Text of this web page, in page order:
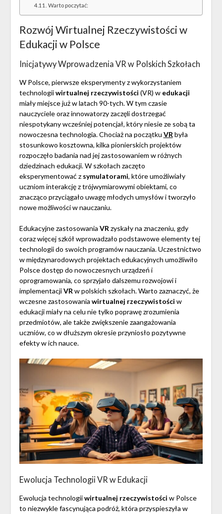
Warto poczytać:
Rozwój Wirtualnej Rzeczywistości w
Edukacji w Polsce
Inicjatywy Wprowadzenia VR w Polskich Szkołach
W Polsce, pierwsze eksperymenty z wykorzystaniem
technologiiwirtualnej rzeczywistości (VR) w edukacji
miały miejsce już w latach 90-tych. W tym czasie
nauczyciele oraz innowatorzy zaczęli dostrzegać
niespotykany wcześniej potencjał, który niesie ze sobą ta
nowoczesna technologia. Chociaż na początku VRbyła
stosunkowo kosztowna, kilka pionierskich projektów
rozpoczęło badania nad jej zastosowaniem w różnych
dziedzinach edukacji. W szkołach zaczęto
eksperymentować z symulatorami, które umożliwiały
uczniom interakcję z trójwymiarowymi obiektami, co
znacząco przyciągało uwagę młodych umysłów i tworzyło
nowe możliwości w nauczaniu.
Edukacyjne zastosowania VRzyskały na znaczeniu, gdy
coraz więcej szkół wprowadzało podstawowe elementy tej
technologii do swoich programów nauczania. Uczestnictwo
w międzynarodowych projektach edukacyjnych umożliwiło
Polsce dostęp do nowoczesnych urządzeń i
oprogramowania, co sprzyjało dalszemu rozwojowi i
implementacjiVRw polskich szkołach. Warto zaznaczyć, że
wczesne zastosowania wirtualnej rzeczywistości w
edukacji miały na celu nie tylko poprawę zrozumienia
przedmiotów, ale także zwiększenie zaangażowania
uczniów, co w dłuższym okresie przyniosło pozytywne
efekty w ich nauce.
Ewolucja Technologii VR w Edukacji
Ewolucja technologiiwirtualnej rzeczywistości w Polsce
to niezwykle fascynująca podróż, która przyspieszyła w